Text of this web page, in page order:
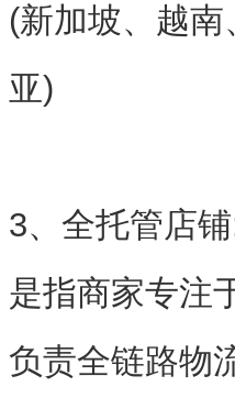
(新加坡、越
亚)
3、全托管店
是指商家专注
负责全链路物